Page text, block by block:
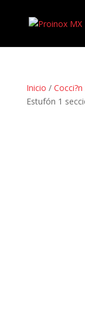
Inicio / Cocci?n
Estufón 1